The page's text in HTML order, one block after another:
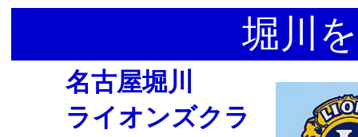
堀川
名古屋堀川
ライオンズクラ